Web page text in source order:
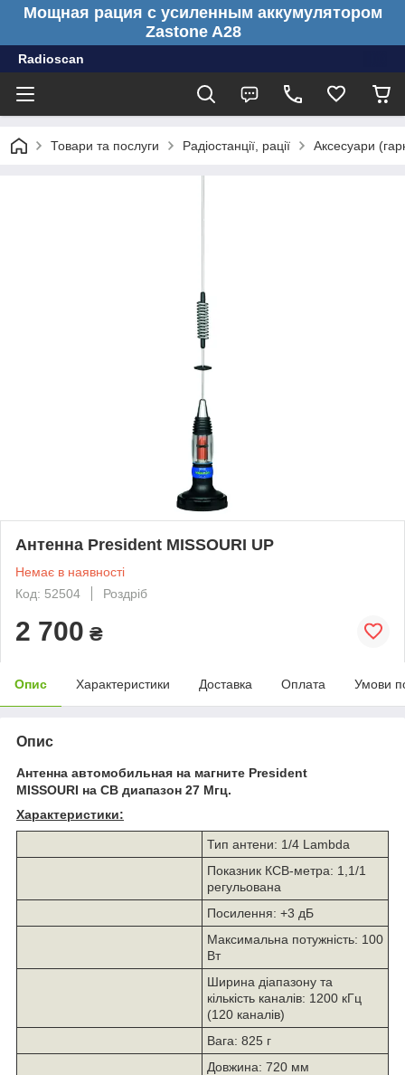
Мощная рация с усиленным аккумулятором
Zastone A28
Radioscan
Товари та послуги Радіостанції, рації Аксесуари
Антенна President MISSOURI UP
Немає в наявності
Код: 52504
Роздріб
2 700 ₴
Опис Характеристики Доставка Оплата Умови
Опис
Антенна автомобильная на магните President
MISSOURI на CB диапазон 27 Мгц.
Характеристики:
Тип антени: 1/4 Lambda
Показник КСВ-метра: 1,1/1
регульована
Посилення: +3 дБ
Максимальна потужність: 100
Вт
Ширина діапазону та
кількість каналів: 1200 кГц
(120 каналів)
Вага: 825 г
Довжина: 720 мм